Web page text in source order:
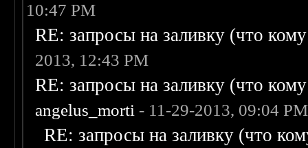
10:47 PM
RE: запросы на заливку (что
2013, 12:43 PM
RE: запросы на заливку (что
angelus_morti - 11-29-2013, 09:04 PM
RE: запросы на заливку (что